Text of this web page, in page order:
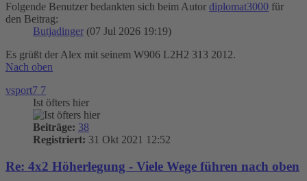
Folgende Benutzer bedankten sich beim Autor diplomat3000 für
den Beitrag:
Butjadinger (07 Jul 2026 19:19)
Es grüßt der Alex mit seinem W906 L2H2 313 2012.
Nach oben
vsport7 7
Ist öfters hier
Beiträge: 38
Registriert: 31 Okt 2021 12:52
Re: 4x2 Höherlegung - Viele Wege führen nach oben